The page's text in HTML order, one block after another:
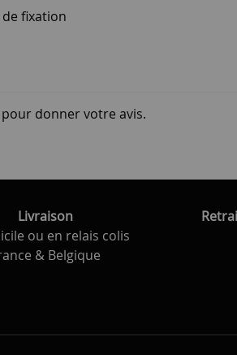
fixation
pour donner votre avis.
Livraison
ou en relais colis
& Belgique